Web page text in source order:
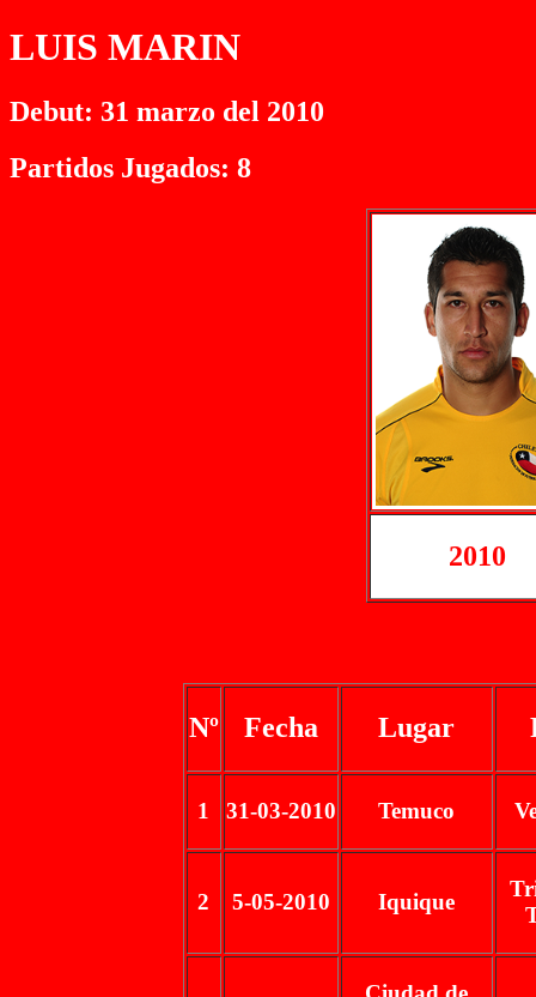
LUIS MARIN
Debut: 31 marzo del 2010
Partidos Jugados: 8
2010
Nº Fecha Lugar
1 31-03-2010 Temuco
2 5-05-2010 Iquique